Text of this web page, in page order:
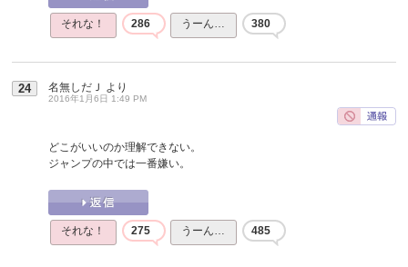
それな！ 286 うーん… 380
24 名無しだＪ より
2016年1月6日 1:49 PM
どこがいいのか理解できない。
ジャンプの中では一番嫌い。
それな！ 275 うーん… 485